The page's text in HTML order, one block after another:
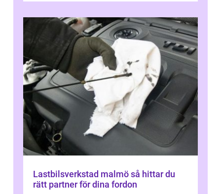
Lastbilsverkstad malmö så hittar du
rätt partner för dina fordon